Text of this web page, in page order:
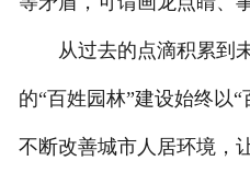
从过去的点滴积累到未
的“百姓园林”建设始终以“
不断改善城市人居环境，